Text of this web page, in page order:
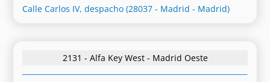
Calle Carlos IV, despacho (28037 - Madrid - Madrid)
2131 - Alfa Key West - Madrid Oeste